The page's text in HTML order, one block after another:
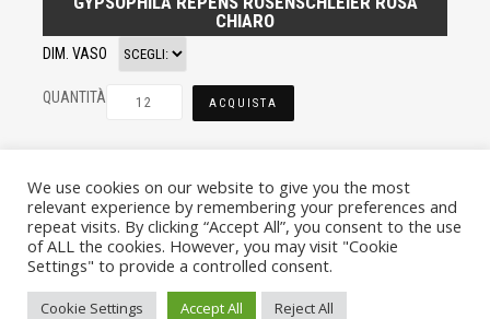
CHIARO
DIM. VASO
QUANTITÀ ACQUISTA
© VIVAI MARCHE BY ANDREA GOSTOLI P.IVA 02074150414 |
PRIVACY POLICY
We use cookies on our website to give you the most
relevant experience by remembering your preferences and
repeat visits. By clicking “Accept All”, you consent to the use
of ALL the cookies. However, you may visit "Cookie
Settings" to provide a controlled consent.
Cookie Settings Accept All Reject All